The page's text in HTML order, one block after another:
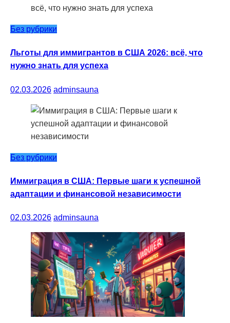
Без рубрики
Льготы для иммигрантов в США 2026: всё, что
нужно знать для успеха
02.03.2026 adminsauna
Без рубрики
Иммиграция в США: Первые шаги к успешной
адаптации и финансовой независимости
02.03.2026 adminsauna